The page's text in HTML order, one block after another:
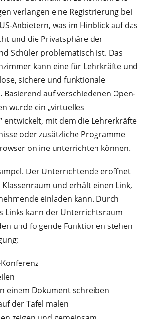
verlangen eine Registrierung bei
Anbietern, was im Hinblick auf das
und die Privatsphäre der
Schüler problematisch ist. Das
kann eine für Lehrkräfte und
sichere und funktionale
Basierend auf verschiedenen Open-
wurde ein „virtuelles
entwickelt, mit dem die Lehrerkräfte
oder zusätzliche Programme
online unterrichten können.
Der Unterrichtende eröffnet
und erhält einen Link,
einladen kann. Durch
Links kann der Unterrichtsraum
und folgende Funktionen stehen
einem Dokument schreiben
der Tafel malen